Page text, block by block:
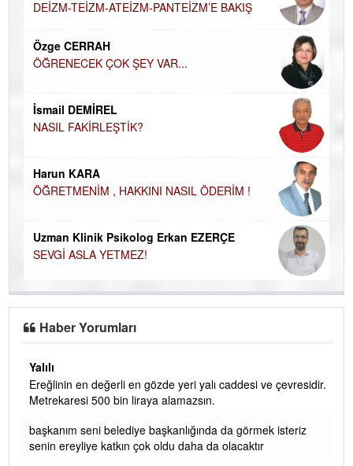
DEİZM-TEİZM-ATEİZM-PANTEİZM’E BAKIŞ
Özge CERRAH
ÖĞRENECEK ÇOK ŞEY VAR...
İsmail DEMİREL
NASIL FAKİRLEŞTİK?
Harun KARA
ÖĞRETMENİM , HAKKINI NASIL ÖDERİM !
Uzman Klinik Psikolog Erkan EZERÇE
SEVGİ ASLA YETMEZ!
Haber Yorumları
Yalılı
Ereğlinin en değerli en gözde yeri yalı caddesi ve çevresidir.
Metrekaresi 500 bin liraya alamazsın.
başkanım seni belediye başkanlığında da görmek isteriz
senin ereyliye katkın çok oldu daha da olacaktır